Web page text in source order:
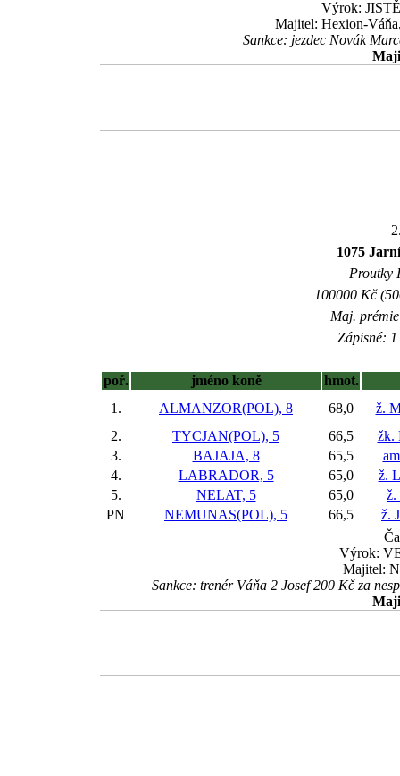
Výrok:
Majitel: Hexion-
Sankce: jezdec Novák
1075
Proutky
100000 Kč
Maj.
Zápisné:
poř. jméno koně
hmot.
1.
ALMANZOR(POL), 8 68,0
ž.
2.
TYCJAN(POL), 5 66,5
žk.
3.
BAJAJA, 8 65,5
4.
LABRADOR, 5 65,0
ž.
5.
NELAT, 5 65,0
ž.
PN
NEMUNAS(POL), 5 66,5
ž.
Výrok:
Majitel:
Sankce: trenér Váňa 2 Josef 200 Kč za